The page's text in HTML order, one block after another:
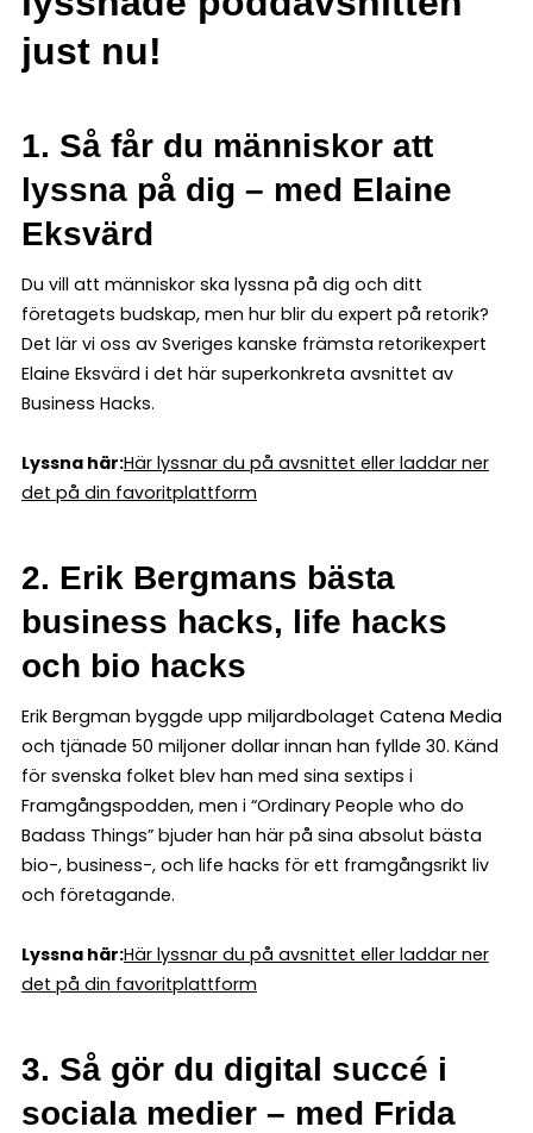
just nu!
1. Så får du människor att
lyssna på dig – med Elaine
Eksvärd
Du vill att människor ska lyssna på dig och ditt
företagets budskap, men hur blir du expert på retorik?
Det lär vi oss av Sveriges kanske främsta retorikexpert
Elaine Eksvärd i det här superkonkreta avsnittet av
Business Hacks.
Lyssna här:Här lyssnar du på avsnittet eller laddar ner
det på din favoritplattform
2. Erik Bergmans bästa
business hacks, life hacks
och bio hacks
Erik Bergman byggde upp miljardbolaget Catena Media
och tjänade 50 miljoner dollar innan han fyllde 30. Känd
för svenska folket blev han med sina sextips i
Framgångspodden, men i “Ordinary People who do
Badass Things” bjuder han här på sina absolut bästa
bio-, business-, och life hacks för ett framgångsrikt liv
och företagande.
Lyssna här:Här lyssnar du på avsnittet eller laddar ner
det på din favoritplattform
3. Så gör du digital succé i
sociala medier – med Frida